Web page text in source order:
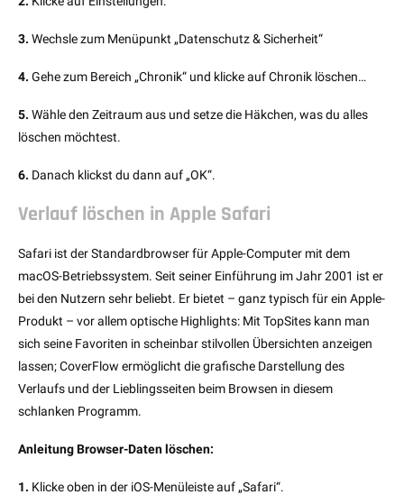
3. Wechsle zum Menüpunkt „Datenschutz & Sicherheit“
4. Gehe zum Bereich „Chronik“ und klicke auf Chronik löschen…
5. Wähle den Zeitraum aus und setze die Häkchen, was du alles
löschen möchtest.
6. Danach klickst du dann auf „OK“.
Verlauf löschen in Apple Safari
Safari ist der Standardbrowser für Apple-Computer mit dem
macOS-Betriebssystem. Seit seiner Einführung im Jahr 2001 ist er
bei den Nutzern sehr beliebt. Er bietet – ganz typisch für ein Apple-
Produkt – vor allem optische Highlights: Mit TopSites kann man
sich seine Favoriten in scheinbar stilvollen Übersichten anzeigen
lassen; CoverFlow ermöglicht die grafische Darstellung des
Verlaufs und der Lieblingsseiten beim Browsen in diesem
schlanken Programm.
Anleitung Browser-Daten löschen:
1. Klicke oben in der iOS-Menüleiste auf „Safari“.